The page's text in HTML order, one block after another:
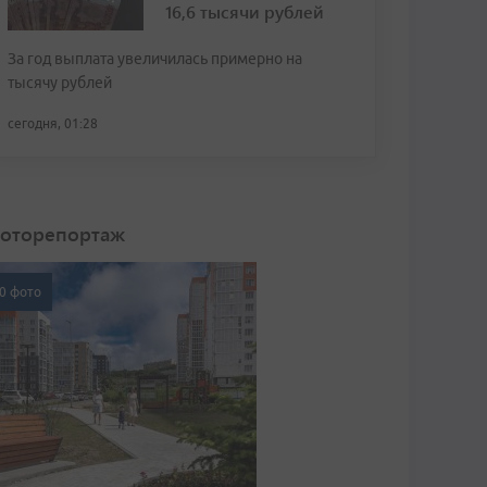
16,6 тысячи рублей
За год выплата увеличилась примерно на
тысячу рублей
сегодня, 01:28
фото